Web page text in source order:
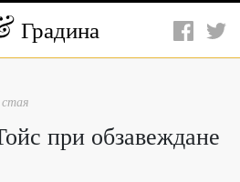
Градина
при обзавеждане